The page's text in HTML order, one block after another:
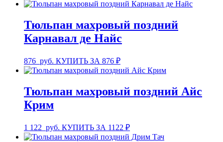
Тюльпан махровый поздний
Карнавал де Найс
876 руб. КУПИТЬ ЗА 876 ₽
Тюльпан махровый поздний Айс
Крим
1 122 руб. КУПИТЬ ЗА 1122 ₽